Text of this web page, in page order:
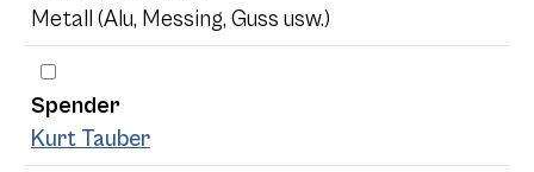
Metall (Alu, Messing, Guss usw.)
Spender
Kurt Tauber